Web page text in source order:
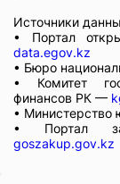
Источники
• Портал
data.egov.kz
• Бюро
• Комитет
финансов РК —
•
• Портал
goszakup.gov.kz